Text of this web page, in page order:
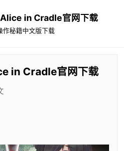
in Cradle官网下载
作秘籍中文版下载
in Cradle官网下载